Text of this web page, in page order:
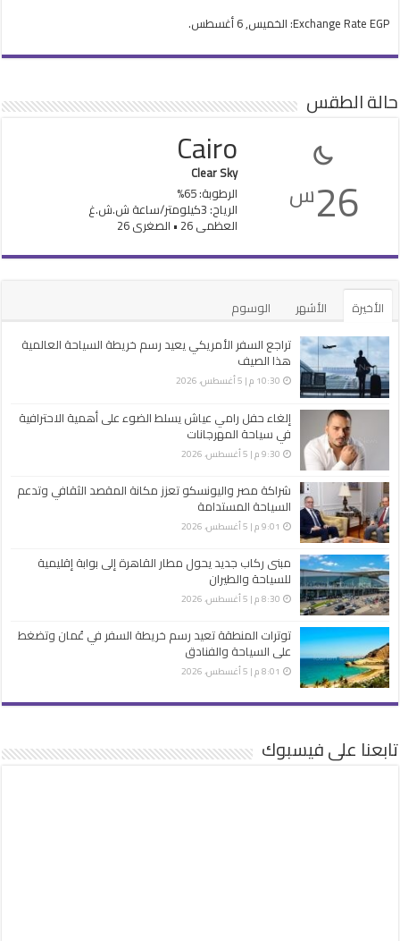
Exchange Rate EGP : الخميس, 6 أغسطس.
حالة الطقس
26س
Cairo
Clear Sky
الرطوبة: 65%
الرياح: 3كيلومتر/ساعة ش.ش.غ
العظمى 26 • الصغرى 26
الأخيرة الأشهر
الوسوم
تراجع السفر الأمريكي يعيد رسم خريطة السياحة العالمية
هذا الصيف
10:30 م | 5 أغسطس، 2026
إلغاء حفل رامي عياش يسلط الضوء على أهمية الاحترافية
في سياحة المهرجانات
9:30 م | 5 أغسطس، 2026
شراكة مصر واليونسكو تعزز مكانة المقصد الثقافي وتدعم
السياحة المستدامة
9:01 م | 5 أغسطس، 2026
مبنى ركاب جديد يحول مطار القاهرة إلى بوابة إقليمية
للسياحة والطيران
8:30 م | 5 أغسطس، 2026
توترات المنطقة تعيد رسم خريطة السفر في عُمان وتضغط
على السياحة والفنادق
8:01 م | 5 أغسطس، 2026
تابعنا على فيسبوك